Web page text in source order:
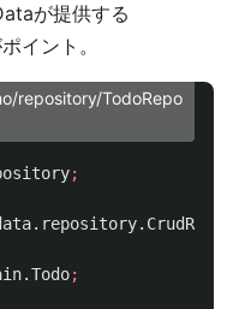
が提供する
イント。
repository/TodoRepo
;
;